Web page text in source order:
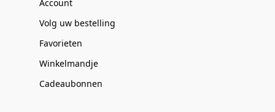
Account
Volg uw bestelling
Favorieten
Winkelmandje
Cadeaubonnen